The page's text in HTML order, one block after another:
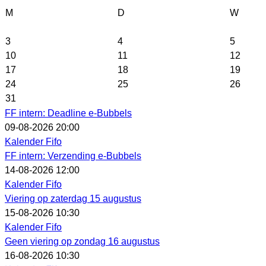
M
D W
3
4 5
10
11 12
17
18 19
24
25 26
31
FF intern: Deadline e-Bubbels
09-08-2026 20:00
Kalender Fifo
FF intern: Verzending e-Bubbels
14-08-2026 12:00
Kalender Fifo
Viering op zaterdag 15 augustus
15-08-2026 10:30
Kalender Fifo
Geen viering op zondag 16 augustus
16-08-2026 10:30